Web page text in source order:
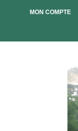
MON COMPTE